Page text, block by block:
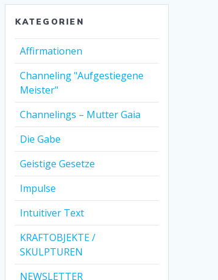
KATEGORIEN
Affirmationen
Channeling "Aufgestiegene
Meister"
Channelings – Mutter Gaia
Die Gabe
Geistige Gesetze
Impulse
Intuitiver Text
KRAFTOBJEKTE /
SKULPTUREN
NEWSLETTER